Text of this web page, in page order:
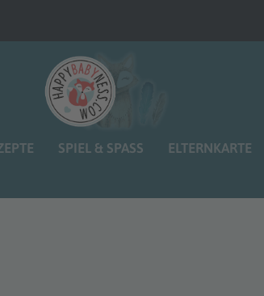
SPIEL & SPASS ELTERNKARTE